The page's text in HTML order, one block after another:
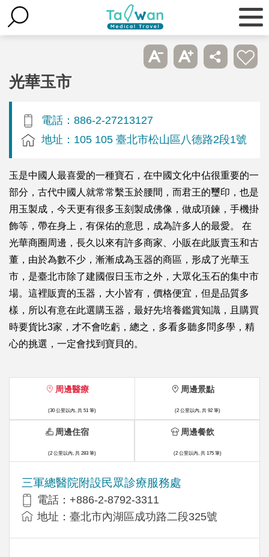
光華玉市
電話：886-2-27213127
地址：105 105 臺北市松山區八德路2段1號
玉是中國人最喜愛的一種寶石，在中國文化中佔很重要的一
部分，古代中國人就常常繫玉於腰間，而君王的璽印，也是
用玉製成，今天更有很多玉刻製成佛像，做成項鍊，手機掛
飾等，帶在身上，有保佑的意思，成為許多人的最愛。 在
光華商圈周邊，長久以來有許多商家、小販在此販賣玉和古
董，由於為數不少，漸漸成為玉器的商區，形成了光華玉
市，是臺北市除了建國假日玉市之外，大眾化玉石的集中市
場。這裡販賣的玉器，大小皆有，價格便宜，但是品質多
樣，所以有意在此選購玉器，最好先培養鑑賞知識，且購買
時要貨比3家，才不會吃虧，總之，多看多聽多問多學，精
心的挑選，一定會找到寶貝的。
周邊醫療
(30 公里以內, 共 51 筆)
三軍總醫院附設民眾診療服務處
電話：+886-2-8792-3311
地址：臺北市內湖區成功路二段325號
周邊景點
(2 公里以內, 共 92 筆)
周邊住宿
(2 公里以內, 共 283 筆)
周邊餐飲
(2 公里以內, 共 175 筆)